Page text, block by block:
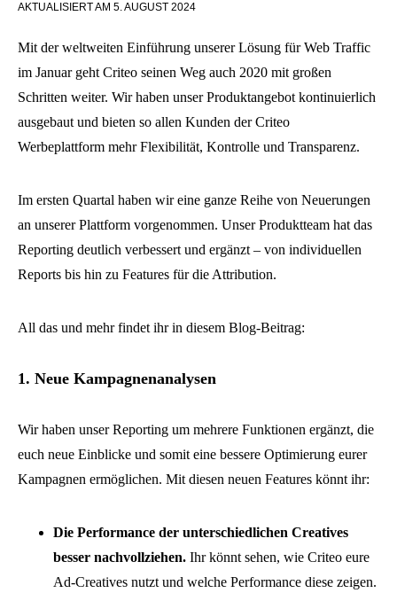
AKTUALISIERT AM 5. AUGUST 2024
Mit der weltweiten Einführung unserer Lösung für Web Traffic
im Januar geht Criteo seinen Weg auch 2020 mit großen
Schritten weiter. Wir haben unser Produktangebot kontinuierlich
ausgebaut und bieten so allen Kunden der Criteo
Werbeplattform mehr Flexibilität, Kontrolle und Transparenz.
Im ersten Quartal haben wir eine ganze Reihe von Neuerungen
an unserer Plattform vorgenommen. Unser Produktteam hat das
Reporting deutlich verbessert und ergänzt – von individuellen
Reports bis hin zu Features für die Attribution.
All das und mehr findet ihr in diesem Blog-Beitrag:
1. Neue Kampagnenanalysen
Wir haben unser Reporting um mehrere Funktionen ergänzt, die
euch neue Einblicke und somit eine bessere Optimierung eurer
Kampagnen ermöglichen. Mit diesen neuen Features könnt ihr:
Die Performance der unterschiedlichen Creatives
besser nachvollziehen. Ihr könnt sehen, wie Criteo eure
Ad-Creatives nutzt und welche Performance diese zeigen.